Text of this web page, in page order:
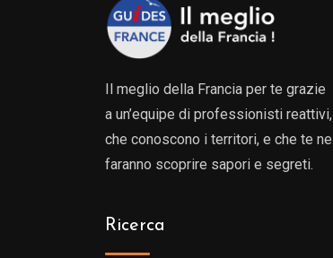
Il meglio della Francia per te grazie
a un’equipe di professionisti reattivi,
che conoscono i territori, e che te ne
faranno scoprire sapori e segreti.
Ricerca